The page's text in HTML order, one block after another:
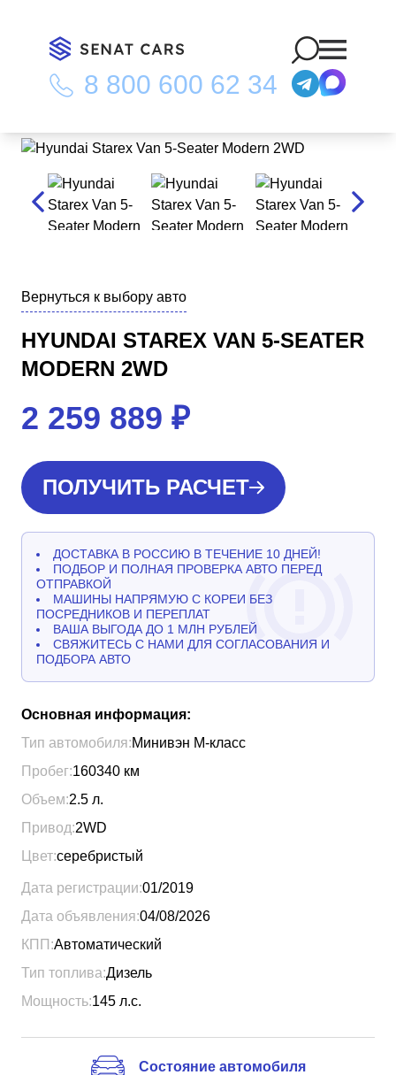
8 800 600 62 34
Главная Каталог/Hyundai Starex Van 5-Seater Modern 2WD
Вернуться к выбору авто
HYUNDAI STAREX VAN 5-SEATER
MODERN 2WD
2 259 889 ₽
ПОЛУЧИТЬ РАСЧЕТ
ДОСТАВКА В РОССИЮ В ТЕЧЕНИЕ 10 ДНЕЙ!
ПОДБОР И ПОЛНАЯ ПРОВЕРКА АВТО ПЕРЕД
ОТПРАВКОЙ
МАШИНЫ НАПРЯМУЮ С КОРЕИ БЕЗ
ПОСРЕДНИКОВ И ПЕРЕПЛАТ
ВАША ВЫГОДА ДО 1 МЛН РУБЛЕЙ
СВЯЖИТЕСЬ С НАМИ ДЛЯ СОГЛАСОВАНИЯ И
ПОДБОРА АВТО
Основная информация:
Тип автомобиля:Минивэн М-класс
Пробег:160340 км
Объем:2.5 л.
Привод:2WD
Цвет:серебристый
Дата регистрации:01/2019
Дата объявления:04/08/2026
КПП:Автоматический
Тип топлива:Дизель
Мощность:145 л.с.
Состояние автомобиля